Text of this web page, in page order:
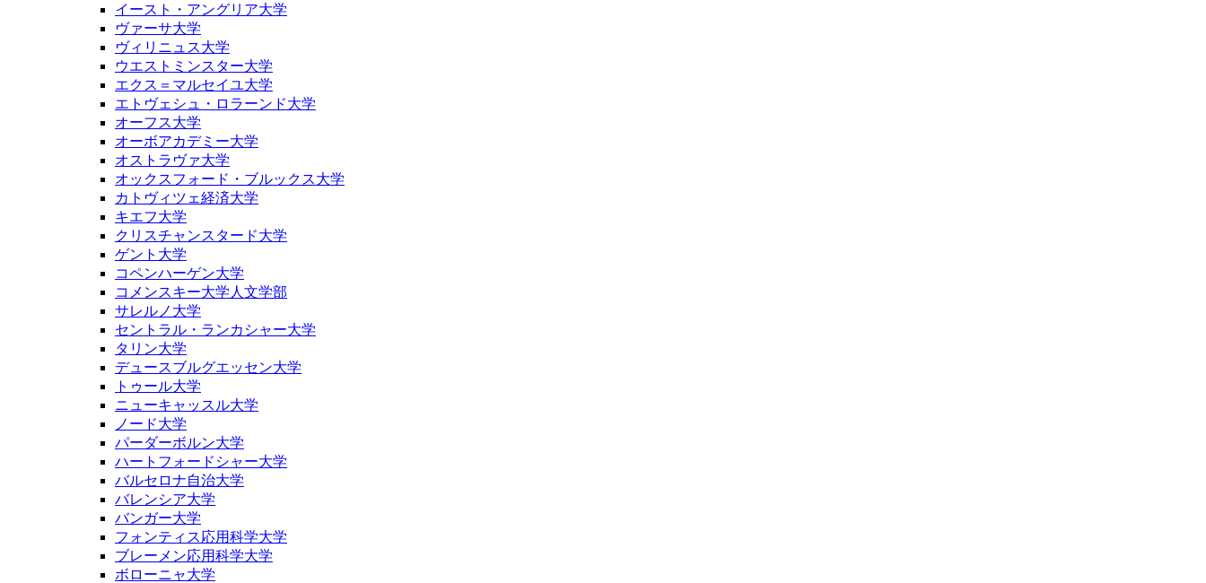
イースト・アングリア大学
ヴァーサ大学
ヴィリニュス大学
ウエストミンスター大学
エクス＝マルセイユ大学
エトヴェシュ・ロラーンド大学
オーフス大学
オーボアカデミー大学
オストラヴァ大学
オックスフォード・ブルックス大学
カトヴィツェ経済大学
キエフ大学
クリスチャンスタード大学
ゲント大学
コペンハーゲン大学
コメンスキー大学人文学部
サレルノ大学
セントラル・ランカシャー大学
タリン大学
デュースブルグエッセン大学
トゥール大学
ニューキャッスル大学
ノード大学
パーダーボルン大学
ハートフォードシャー大学
バルセロナ自治大学
バレンシア大学
バンガー大学
フォンティス応用科学大学
ブレーメン応用科学大学
ボローニャ大学